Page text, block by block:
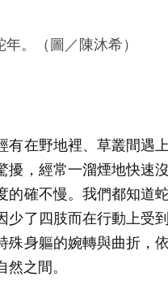
。（圖／陳沐希）
有在野地裡、草叢間遇
擾，經常一溜煙地快速
的確不慢。我們都知道
少了四肢而在行動上受
殊身軀的婉轉與曲折，
之間。